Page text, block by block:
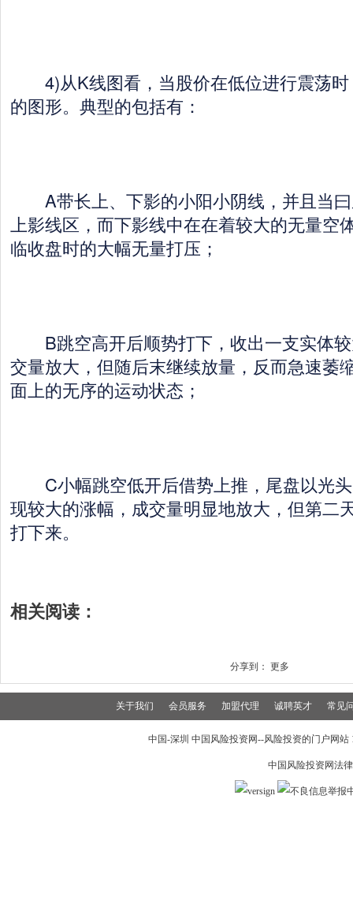
4)从K线图看，当股价在低位进行震荡时
的图形。典型的包括有：
A带长上、下影的小阳小阴线，并且当曰
上影线区，而下影线中在在着较大的无量空
临收盘时的大幅无量打压；
B跳空高开后顺势打下，收出一支实体较
交量放大，但随后末继续放量，反而急速萎
面上的无序的运动状态；
C小幅跳空低开后借势上推，尾盘以光头
现较大的涨幅，成交量明显地放大，但第二
打下来。
相关阅读：
分享到： 更多
关于我们 会员服务 加盟代理 诚聘英才 常见
中国-深圳 中国风险投资网--风险投资的门户网
中国风险投资网法